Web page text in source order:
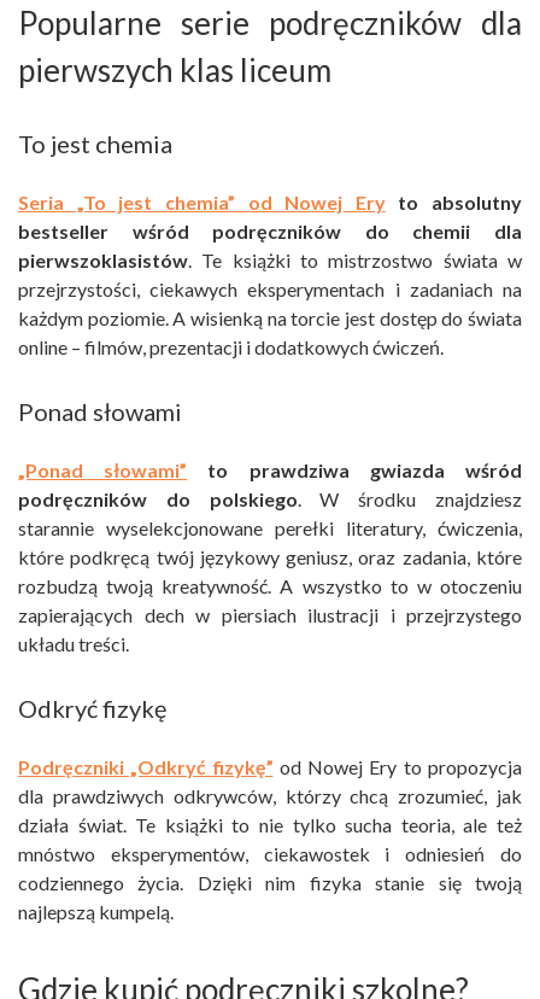
Popularne serie podręczników dla
pierwszych klas liceum
To jest chemia
Seria „To jest chemia” od Nowej Eryto absolutny
bestseller wśród podręczników do chemii dla
pierwszoklasistów . Te książki to mistrzostwo świata w
przejrzystości, ciekawych eksperymentach i zadaniach na
każdym poziomie. A wisienką na torcie jest dostęp do świata
online – filmów, prezentacji i dodatkowych ćwiczeń.
Ponad słowami
„Ponad słowami” to prawdziwa gwiazda wśród
podręczników do polskiego . W środku znajdziesz
starannie wyselekcjonowane perełki literatury, ćwiczenia,
które podkręcą twój językowy geniusz, oraz zadania, które
rozbudzą twoją kreatywność. A wszystko to w otoczeniu
zapierających dech w piersiach ilustracji i przejrzystego
układu treści.
Odkryć fizykę
Podręczniki „Odkryć fizykę” od Nowej Ery to propozycja
dla prawdziwych odkrywców, którzy chcą zrozumieć, jak
działa świat. Te książki to nie tylko sucha teoria, ale też
mnóstwo eksperymentów, ciekawostek i odniesień do
codziennego życia. Dzięki nim fizyka stanie się twoją
najlepszą kumpelą.
Gdzie kupić podręczniki szkolne?